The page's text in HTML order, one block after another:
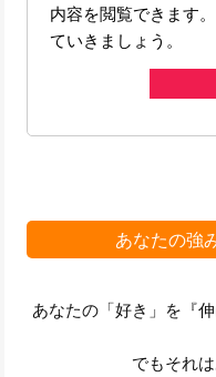
内容を閲覧できます
ていきましょう。
あなたの強
あなたの「好き」を『
でもそれ